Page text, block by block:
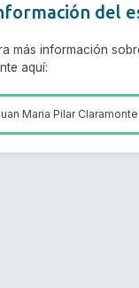
del
más información
aquí:
Maria Pilar